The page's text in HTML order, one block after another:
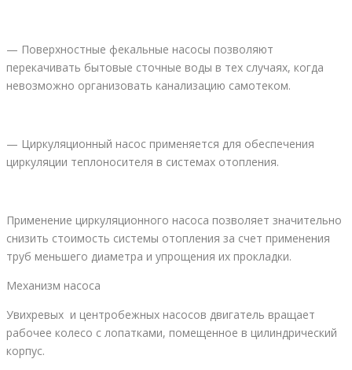
— Поверхностные фекальные насосы позволяют
перекачивать бытовые сточные воды в тех случаях, когда
невозможно организовать канализацию самотеком.
— Циркуляционный насос применяется для обеспечения
циркуляции теплоносителя в системах отопления.
Применение циркуляционного насоса позволяет значительно
снизить стоимость системы отопления за счет применения
труб меньшего диаметра и упрощения их прокладки.
Механизм насоса
Увихревых и центробежных насосов двигатель вращает
рабочее колесо с лопатками, помещенное в цилиндрический
корпус.